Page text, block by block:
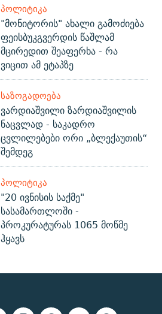
ᲞᲝᲚᲘᲢᲘᲙᲐ
"მონიტორის" ახალი გამოძიება
ფეისბუკგვერდის წაშლამ
მცირედით შეაფერხა - რა
ვიცით ამ ეტაპზე
ᲡᲐᲖᲝᲒᲐᲓᲝᲔᲑᲐ
ვარდიაშვილი ზარდიაშვილის
ნაცვლად - საკადრო
ცვლილებები ორი „ბლექაუთის“
შემდეგ
ᲞᲝᲚᲘᲢᲘᲙᲐ
"20 ივნისის საქმე"
სასამართლოში -
პროკურატურას 1065 მოწმე
ჰყავს